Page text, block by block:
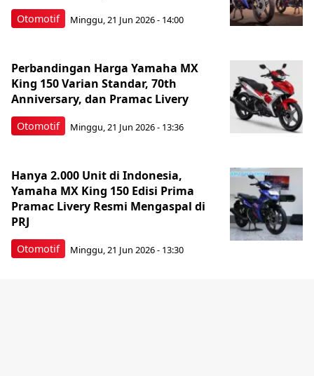
Otomotif Minggu, 21 Jun 2026 - 14:00
Otomotif
Perbandingan Harga Yamaha MX
King 150 Varian Standar, 70th
Anniversary, dan Pramac Livery
Minggu, 21 Jun 2026 - 13:36
Otomotif
Hanya 2.000 Unit di Indonesia,
Yamaha MX King 150 Edisi Prima
Pramac Livery Resmi Mengaspal di
PRJ
Minggu, 21 Jun 2026 - 13:30